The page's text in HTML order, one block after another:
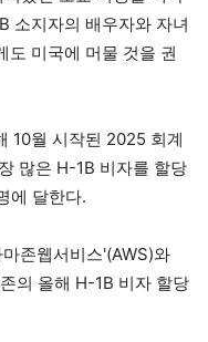
소지자의 배우자와 자녀
미국에 머물 것을 권
10월 시작된 2025 회계
많은 H-1B 비자를 할당
에 달한다.
존웹서비스'(AWS)와
의 올해 H-1B 비자 할당